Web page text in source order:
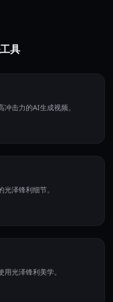
具
击力的AI生成视频。
泽锋利细节。
光泽锋利美学。